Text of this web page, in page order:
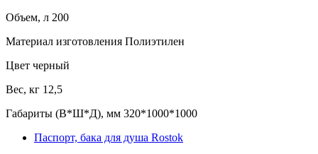
Объем, л 200
Материал изготовления Полиэтилен
Цвет черный
Вес, кг 12,5
Габариты (В*Ш*Д), мм 320*1000*1000
Паспорт, бака для душа Rostok